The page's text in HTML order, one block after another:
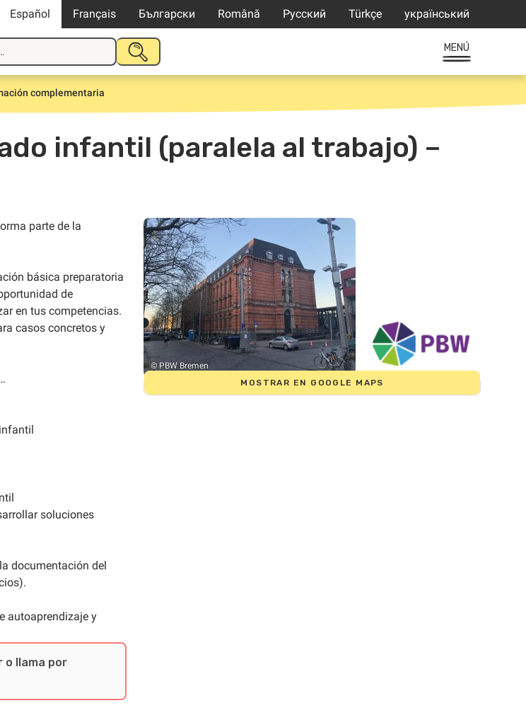
Español Français Български Română Русский Türkçe український
ENVIAR
MENÚ
complementaria
infantil (paralela al trabajo) –
parte de la
básica preparatoria
de
en tus competencias.
casos concretos y
soluciones
documentación del
autoaprendizaje y
o llama por
© PBW Bremen
MOSTRAR EN GOOGLE MAPS